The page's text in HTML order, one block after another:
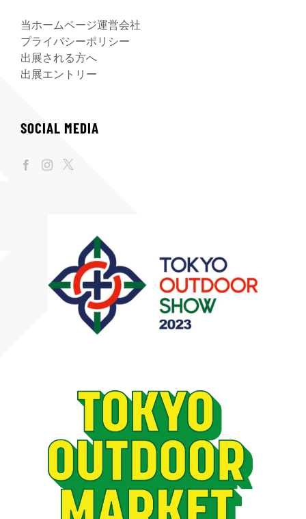
当ホームページ運営会社
プライバシーポリシー
出展される方へ
出展エントリー
SOCIAL MEDIA